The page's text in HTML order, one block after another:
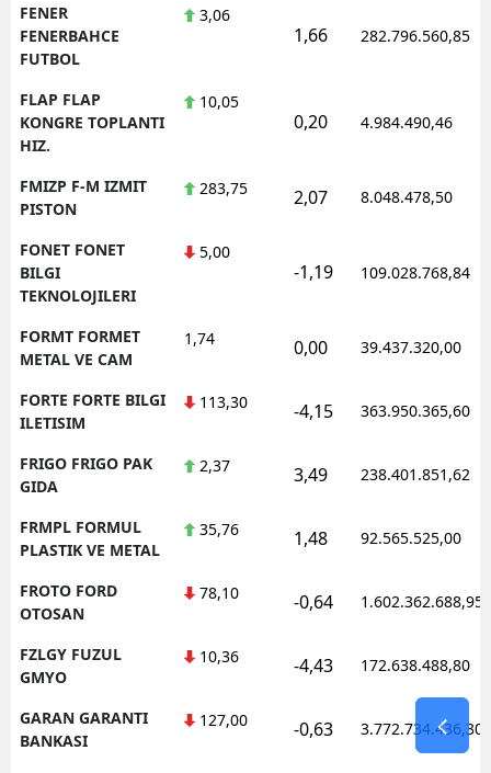
FENER
FENERBAHCE
FUTBOL
3,06
1,66 282.796.560,85
FLAP FLAP
KONGRE TOPLANTI
HIZ.
10,05
0,20 4.984.490,46
FMIZP F-M IZMIT
PISTON
283,75 2,07 8.048.478,50
FONET FONET
BILGI
TEKNOLOJILERI
5,00
-1,19 109.028.768,84
FORMT FORMET
METAL VE CAM
1,74 0,00 39.437.320,00
FORTE FORTE BILGI
ILETISIM
113,30 -4,15 363.950.365,60
FRIGO FRIGO PAK
GIDA
2,37 3,49 238.401.851,62
FRMPL FORMUL
PLASTIK VE METAL
35,76 1,48 92.565.525,00
FROTO FORD
OTOSAN
78,10 -0,64 1.602.362.688,95
FZLGY FUZUL
GMYO
10,36 -4,43 172.638.488,80
GARAN GARANTI
BANKASI
127,00 -0,63 3.772.734.436,30